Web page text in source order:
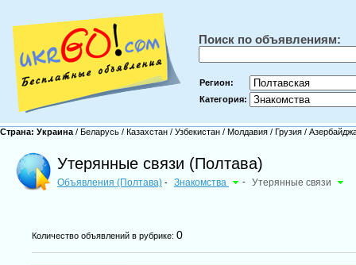
Поиск по объявлениям:
Регион:
Категория:
Страна: Украина / Беларусь / Казахстан / Узбекистан / Молдавия / Грузия /
Утерянные связи (Полтава)
Объявления (Полтава) - Знакомства - Утерянные связи
Количество объявлений в рубрике: 0